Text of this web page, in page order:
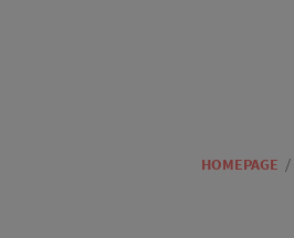
HOMEPAGE /